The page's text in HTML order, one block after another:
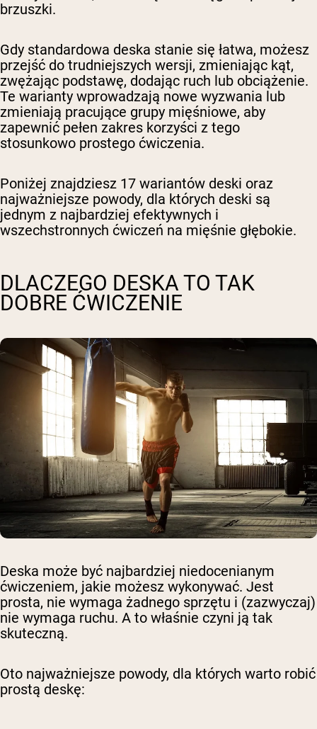
brzuszki.
Gdy standardowa deska stanie się łatwa, możesz
przejść do trudniejszych wersji, zmieniając kąt,
zwężając podstawę, dodając ruch lub obciążenie.
Te warianty wprowadzają nowe wyzwania lub
zmieniają pracujące grupy mięśniowe, aby
zapewnić pełen zakres korzyści z tego
stosunkowo prostego ćwiczenia.
Poniżej znajdziesz 17 wariantów deski oraz
najważniejsze powody, dla których deski są
jednym z najbardziej efektywnych i
wszechstronnych ćwiczeń na mięśnie głębokie.
DLACZEGO DESKA TO TAK
DOBRE ĆWICZENIE
Deska może być najbardziej niedocenianym
ćwiczeniem, jakie możesz wykonywać. Jest
prosta, nie wymaga żadnego sprzętu i (zazwyczaj)
nie wymaga ruchu. A to właśnie czyni ją tak
skuteczną.
Oto najważniejsze powody, dla których warto robić
prostą deskę: